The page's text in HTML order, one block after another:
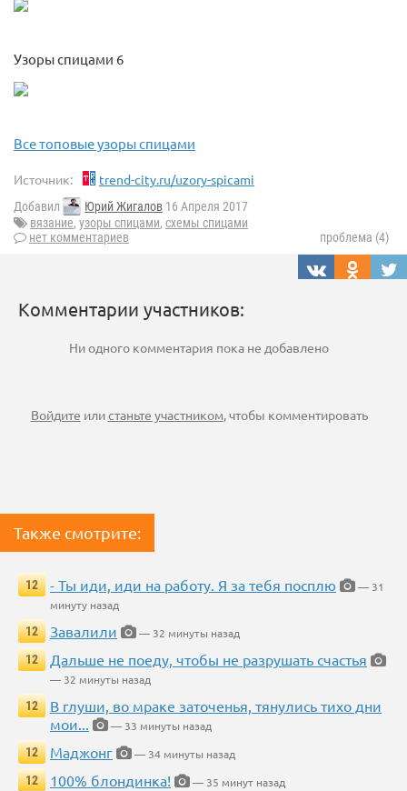
Узоры спицами 6
Все топовые узоры спицами
Источник: trend-city.ru/uzory-spicami
Добавил Юрий Жигалов 16 Апреля 2017
вязание, узоры спицами, схемы спицами
нет комментариев
проблема (4)
Комментарии участников:
Ни одного комментария пока не добавлено
Войдите илистаньте участником, чтобы комментировать
Также смотрите:
12 - Ты иди, иди на работу. Я за тебя посплю
— 31
минуту назад
12
Завалили
— 32 минуты назад
12
Дальше не поеду, чтобы не разрушать счастья
— 32 минуты назад
12
В глуши, во мраке заточенья, тянулись тихо дни
мои...
— 33 минуты назад
12
Маджонг
— 34 минуты назад
12
100% блондинка!
— 35 минут назад